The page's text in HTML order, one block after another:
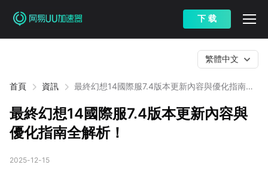
下 载
首頁 資訊
最終幻想14國際服7.4版本更新內容與優化指南全
繁體中文
最終幻想14國際服7.4版本更新內容與
優化指南全解析！
2025-12-15